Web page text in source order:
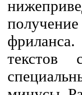
фриланса.
текстов